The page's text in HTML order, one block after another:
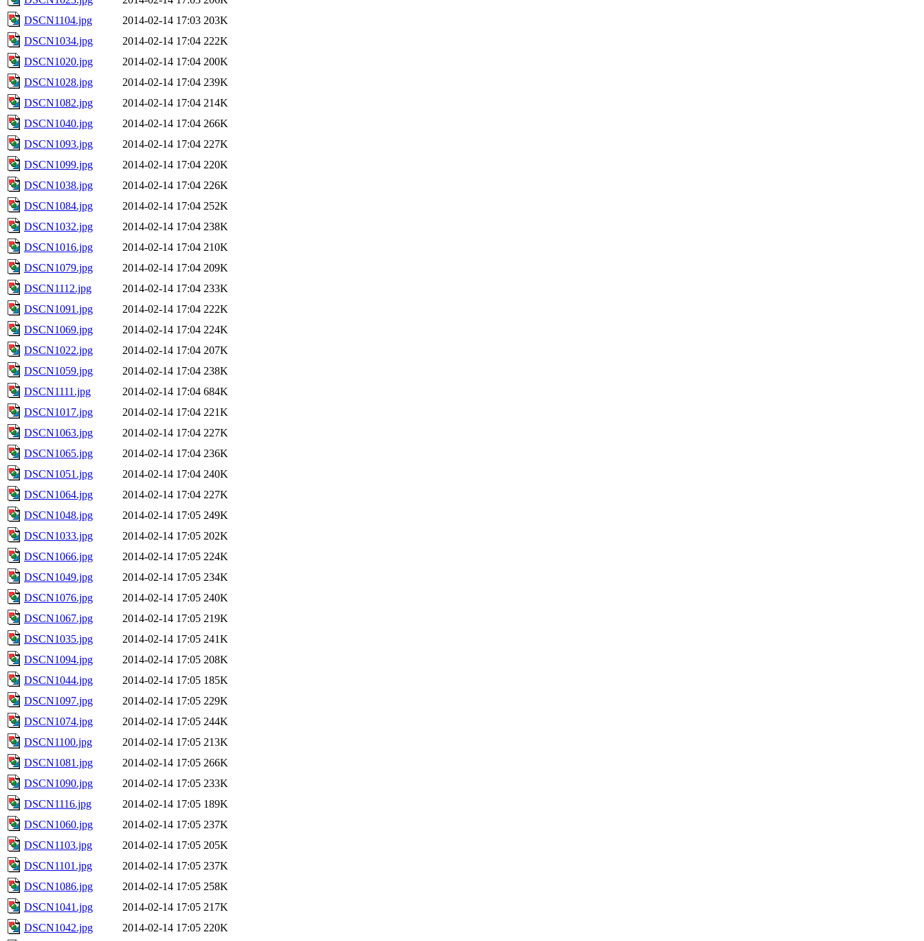
DSCN1104.jpg
2014-02-14 17:03 203K
DSCN1034.jpg
2014-02-14 17:04 222K
DSCN1020.jpg
2014-02-14 17:04 200K
DSCN1028.jpg
2014-02-14 17:04 239K
DSCN1082.jpg
2014-02-14 17:04 214K
DSCN1040.jpg
2014-02-14 17:04 266K
DSCN1093.jpg
2014-02-14 17:04 227K
DSCN1099.jpg
2014-02-14 17:04 220K
DSCN1038.jpg
2014-02-14 17:04 226K
DSCN1084.jpg
2014-02-14 17:04 252K
DSCN1032.jpg
2014-02-14 17:04 238K
DSCN1016.jpg
2014-02-14 17:04 210K
DSCN1079.jpg
2014-02-14 17:04 209K
DSCN1112.jpg
2014-02-14 17:04 233K
DSCN1091.jpg
2014-02-14 17:04 222K
DSCN1069.jpg
2014-02-14 17:04 224K
DSCN1022.jpg
2014-02-14 17:04 207K
DSCN1059.jpg
2014-02-14 17:04 238K
DSCN1111.jpg
2014-02-14 17:04 684K
DSCN1017.jpg
2014-02-14 17:04 221K
DSCN1063.jpg
2014-02-14 17:04 227K
DSCN1065.jpg
2014-02-14 17:04 236K
DSCN1051.jpg
2014-02-14 17:04 240K
DSCN1064.jpg
2014-02-14 17:04 227K
DSCN1048.jpg
2014-02-14 17:05 249K
DSCN1033.jpg
2014-02-14 17:05 202K
DSCN1066.jpg
2014-02-14 17:05 224K
DSCN1049.jpg
2014-02-14 17:05 234K
DSCN1076.jpg
2014-02-14 17:05 240K
DSCN1067.jpg
2014-02-14 17:05 219K
DSCN1035.jpg
2014-02-14 17:05 241K
DSCN1094.jpg
2014-02-14 17:05 208K
DSCN1044.jpg
2014-02-14 17:05 185K
DSCN1097.jpg
2014-02-14 17:05 229K
DSCN1074.jpg
2014-02-14 17:05 244K
DSCN1100.jpg
2014-02-14 17:05 213K
DSCN1081.jpg
2014-02-14 17:05 266K
DSCN1090.jpg
2014-02-14 17:05 233K
DSCN1116.jpg
2014-02-14 17:05 189K
DSCN1060.jpg
2014-02-14 17:05 237K
DSCN1103.jpg
2014-02-14 17:05 205K
DSCN1101.jpg
2014-02-14 17:05 237K
DSCN1086.jpg
2014-02-14 17:05 258K
DSCN1041.jpg
2014-02-14 17:05 217K
DSCN1042.jpg
2014-02-14 17:05 220K